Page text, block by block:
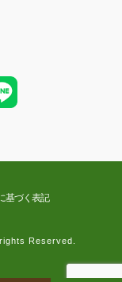
基づく表記
Reserved.